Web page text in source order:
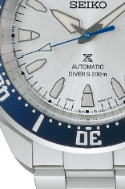
Militarne
Lotnicze
Smartwatch
Retro
Kieszonkowe
Smartwatch
Retro